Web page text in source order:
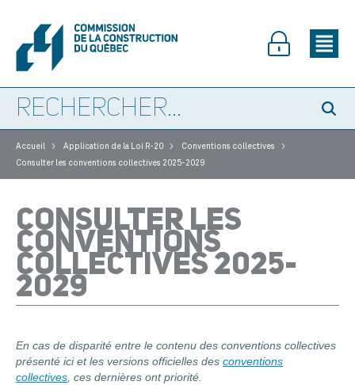
Accueil > Application de la Loi R-20 > Conventions collectives >
Consulter les conventions collectives 2025-2029
CONSULTER LES
CONVENTIONS
COLLECTIVES 2025-
2029
En cas de disparité entre le contenu des conventions collectives
présenté ici et les versions officielles des conventions
collectives , ces dernières ont priorité.